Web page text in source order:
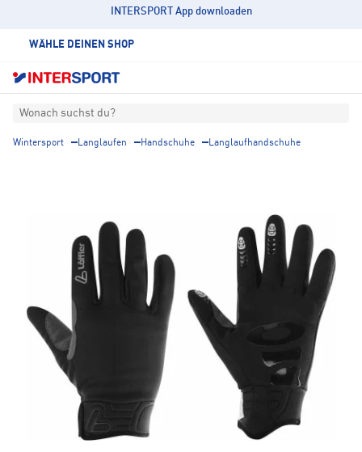
INTERSPORT App downloaden
WÄHLE DEINEN SHOP
Wonach suchst du?
Wintersport Langlaufen Handschuhe Langlaufhandschuhe